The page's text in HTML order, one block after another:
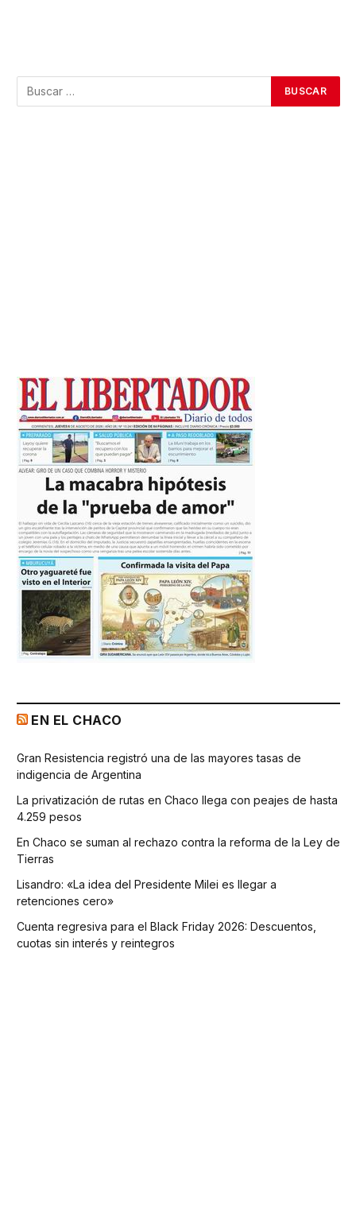
EN EL CHACO
Gran Resistencia registró una de las mayores tasas de
indigencia de Argentina
La privatización de rutas en Chaco llega con peajes de hasta
4.259 pesos
En Chaco se suman al rechazo contra la reforma de la Ley de
Tierras
Lisandro: «La idea del Presidente Milei es llegar a
retenciones cero»
Cuenta regresiva para el Black Friday 2026: Descuentos,
cuotas sin interés y reintegros